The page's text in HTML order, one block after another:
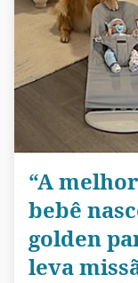
“A
bebê
golden
leva